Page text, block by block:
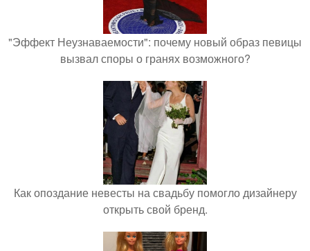
"Эффект Неузнаваемости": почему новый образ певицы
вызвал споры о гранях возможного?
Как опоздание невесты на свадьбу помогло дизайнеру
открыть свой бренд.